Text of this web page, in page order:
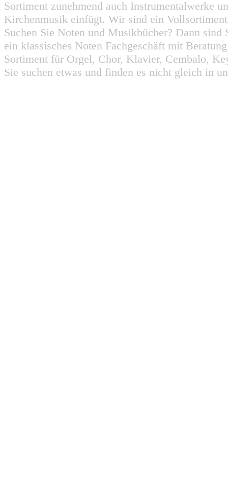
Sortiment zunehmend auch Instrumentalwerke
Kirchenmusik einfügt. Wir sind ein
Suchen Sie Noten und Musikbücher? Dann
ein klassisches Noten Fachgeschäft mit
Sortiment für Orgel, Chor, Klavier, Cembalo,
Sie suchen etwas und finden es nicht gleich in